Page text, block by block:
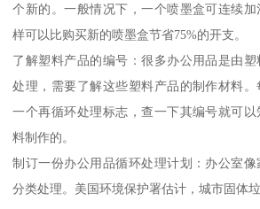
个新的。一般情况下，一个喷墨盒可连续
样可以比购买新的喷墨盒节省75%的开支。
了解塑料产品的编号：很多办公用品是由
处理，需要了解这些塑料产品的制作材料
一个再循环处理标志，查一下其编号就可
料制作的。
制订一份办公用品循环处理计划：办公室
分类处理。美国环境保护署估计，城市固体